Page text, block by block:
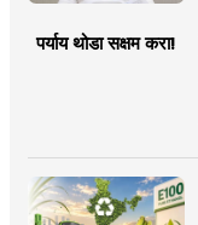
पर्याय थोडा सक्षम करा!